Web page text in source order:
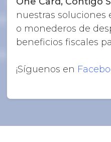
nuestras soluciones
o monederos de
beneficios fiscales
¡Síguenos en